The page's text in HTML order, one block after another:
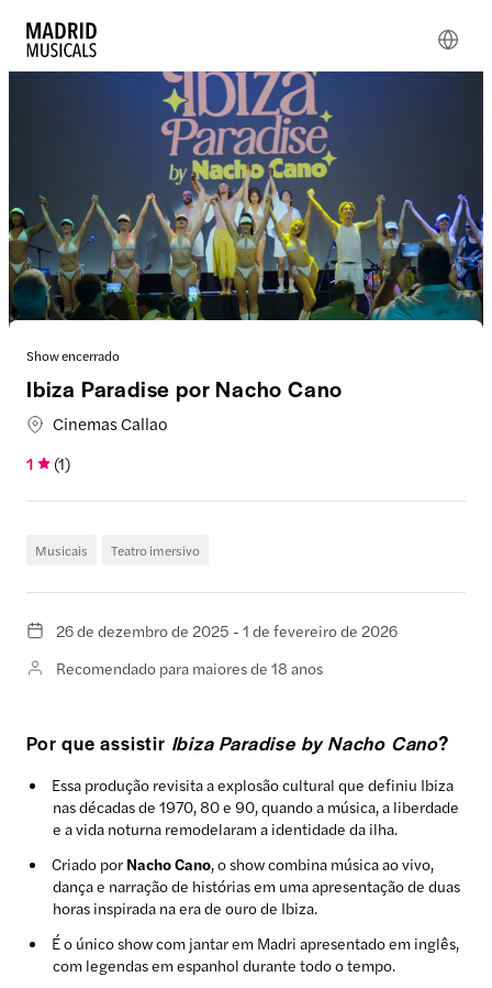
Show encerrado
Ibiza Paradise por Nacho Cano
Cinemas Callao
1
(1)
Musicais Teatro imersivo
26 de dezembro de 2025 - 1 de fevereiro de 2026
Recomendado para maiores de 18 anos
Por que assistir Ibiza Paradise by Nacho Cano?
Essa produção revisita a explosão cultural que definiu Ibiza
nas décadas de 1970, 80 e 90, quando a música, a liberdade
e a vida noturna remodelaram a identidade da ilha.
Criado por Nacho Cano, o show combina música ao vivo,
dança e narração de histórias em uma apresentação de duas
horas inspirada na era de ouro de Ibiza.
É o único show com jantar em Madri apresentado em inglês,
com legendas em espanhol durante todo o tempo.